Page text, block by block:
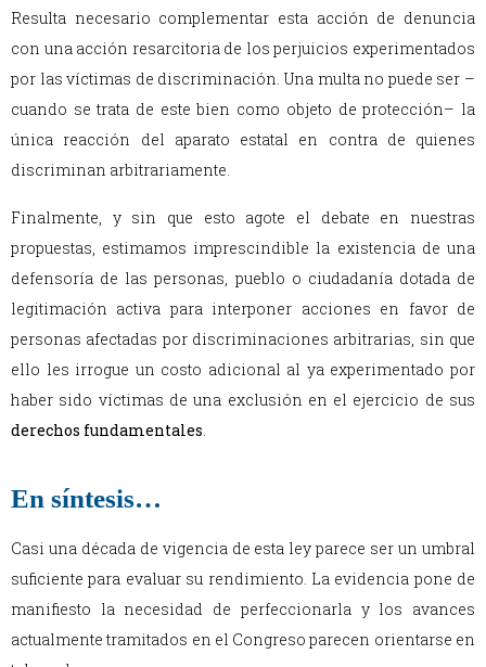
Resulta necesario complementar esta acción de denuncia
con una acción resarcitoria de los perjuicios experimentados
por las víctimas de discriminación. Una multa no puede ser –
cuando se trata de este bien como objeto de protección– la
única reacción del aparato estatal en contra de quienes
discriminan arbitrariamente.
Finalmente, y sin que esto agote el debate en nuestras
propuestas, estimamos imprescindible la existencia de una
defensoría de las personas, pueblo o ciudadanía dotada de
legitimación activa para interponer acciones en favor de
personas afectadas por discriminaciones arbitrarias, sin que
ello les irrogue un costo adicional al ya experimentado por
haber sido víctimas de una exclusión en el ejercicio de sus
derechos fundamentales.
En síntesis…
Casi una década de vigencia de esta ley parece ser un umbral
suficiente para evaluar su rendimiento. La evidencia pone de
manifiesto la necesidad de perfeccionarla y los avances
actualmente tramitados en el Congreso parecen orientarse en